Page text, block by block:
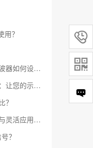
？
置触发电平？
器更易于使用
？
应用指南
？

